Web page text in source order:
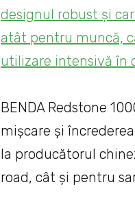
designul robust și
atât pentru muncă,
utilizare intensivă în
BENDA Redstone
mișcare și
la producătorul
road, cât și pentru